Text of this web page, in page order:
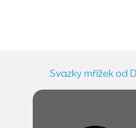
Svazky mřížek od